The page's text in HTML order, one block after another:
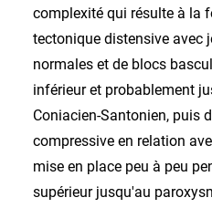
complexité qui résulte à la
tectonique distensive avec
normales et de blocs
inférieur et probablement
Coniacien-Santonien, puis
compressive en relation
mise en place peu à peu
supérieur jusqu'au